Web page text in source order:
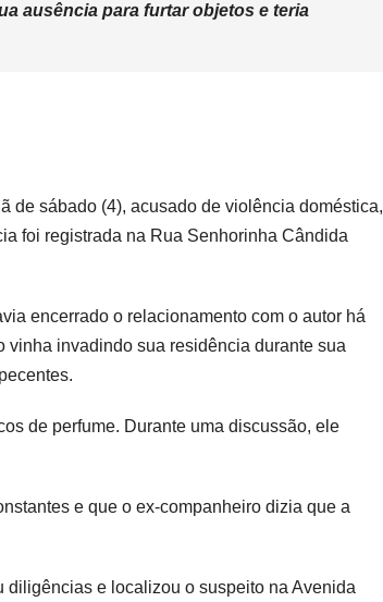
ausência para furtar objetos e teria
de sábado (4), acusado de violência doméstica,
foi registrada na Rua Senhorinha Cândida
encerrado o relacionamento com o autor há
vinha invadindo sua residência durante sua
de perfume. Durante uma discussão, ele
e que o ex-companheiro dizia que a
e localizou o suspeito na Avenida